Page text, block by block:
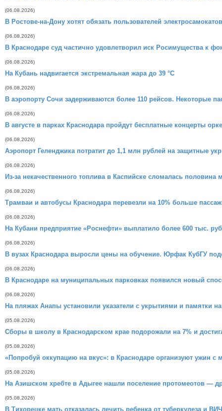
(06.08.2026)
В Ростове-на-Дону хотят обязать пользователей
(06.08.2026)
В Краснодаре суд частично удовлетворил иск Росимущества к
(06.08.2026)
На Кубань надвигается экстремальная жара до 39 °C
(06.08.2026)
В аэропорту Сочи задерживаются более 110 рейсов. Некоторые
(06.08.2026)
В августе в парках Краснодара пройдут бесплатные концерты
(06.08.2026)
Аэропорт Геленджика потратит до 1,1 млн рублей на защитные
(06.08.2026)
Из-за некачественного топлива в Каспийске сломалась
(06.08.2026)
Трамваи и автобусы Краснодара перевезли на 10% больше
(06.08.2026)
На Кубани предприятие «Роснефти» выплатило более 600 тыс.
(06.08.2026)
В вузах Краснодара выросли цены на обучение. Юрфак КубГУ
(06.08.2026)
В Краснодаре на муниципальных парковках появился новый
(06.08.2026)
На пляжах Анапы установили указатели с укрытиями и памятки
(05.08.2026)
Сборы в школу в Краснодарском крае подорожали на 7% и
(05.08.2026)
«Попробуй оккупацию на вкус»: в Краснодаре организуют ужин с
(05.08.2026)
На Азишском хребте в Адыгее нашли поселение протомеотов —
(05.08.2026)
В Тихорецке мать отказалась лечить ребенка от туберкулеза и